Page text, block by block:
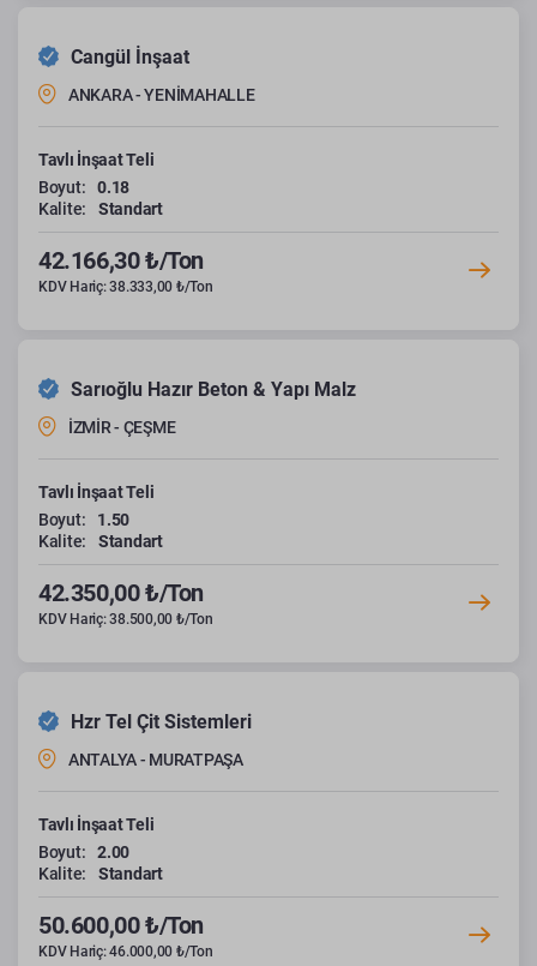
Cangül İnşaat
ANKARA - YENİMAHALLE
Tavlı İnşaat Teli
Boyut:
0.18
Kalite:
Standart
42.166,30 ₺/Ton
KDV Hariç: 38.333,00 ₺/Ton
Sarıoğlu Hazır Beton & Yapı Malz
İZMİR - ÇEŞME
Tavlı İnşaat Teli
Boyut:
1.50
Kalite:
Standart
42.350,00 ₺/Ton
KDV Hariç: 38.500,00 ₺/Ton
Hzr Tel Çit Sistemleri
ANTALYA - MURATPAŞA
Tavlı İnşaat Teli
Boyut:
2.00
Kalite:
Standart
50.600,00 ₺/Ton
KDV Hariç: 46.000,00 ₺/Ton